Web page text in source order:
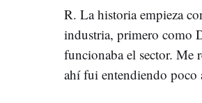
R. La historia empieza
industria, primero como
funcionaba el sector. Me
ahí fui entendiendo poco